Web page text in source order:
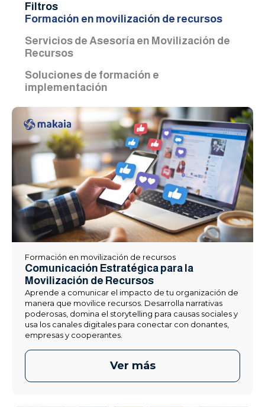
Filtros
Formación en movilización de recursos
Servicios de Asesoría en Movilización de
Recursos
Soluciones de formación e
implementación
Formación en movilización de recursos
Comunicación Estratégica para la
Movilización de Recursos
Aprende a comunicar el impacto de tu organización de
manera que movilice recursos. Desarrolla narrativas
poderosas, domina el storytelling para causas sociales y
usa los canales digitales para conectar con donantes,
empresas y cooperantes.
Ver más